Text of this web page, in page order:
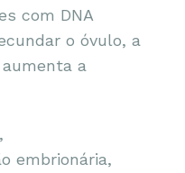
com DNA
o óvulo, a
a
embrionária,